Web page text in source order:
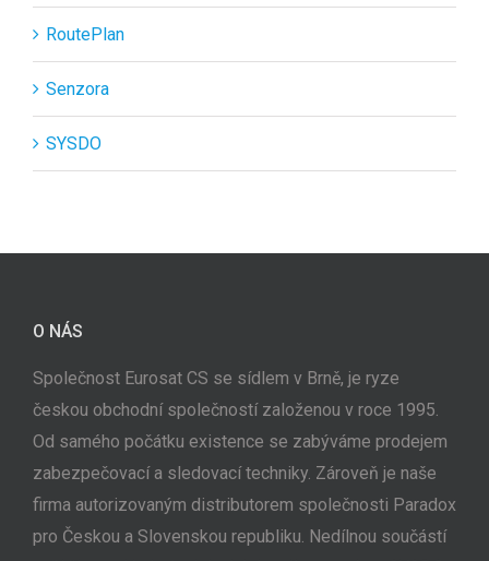
RoutePlan
Senzora
SYSDO
O NÁS
Společnost Eurosat CS se sídlem v Brně, je ryze
českou obchodní společností založenou v roce 1995.
Od samého počátku existence se zabýváme prodejem
zabezpečovací a sledovací techniky. Zároveň je naše
firma autorizovaným distributorem společnosti Paradox
pro Českou a Slovenskou republiku. Nedílnou součástí